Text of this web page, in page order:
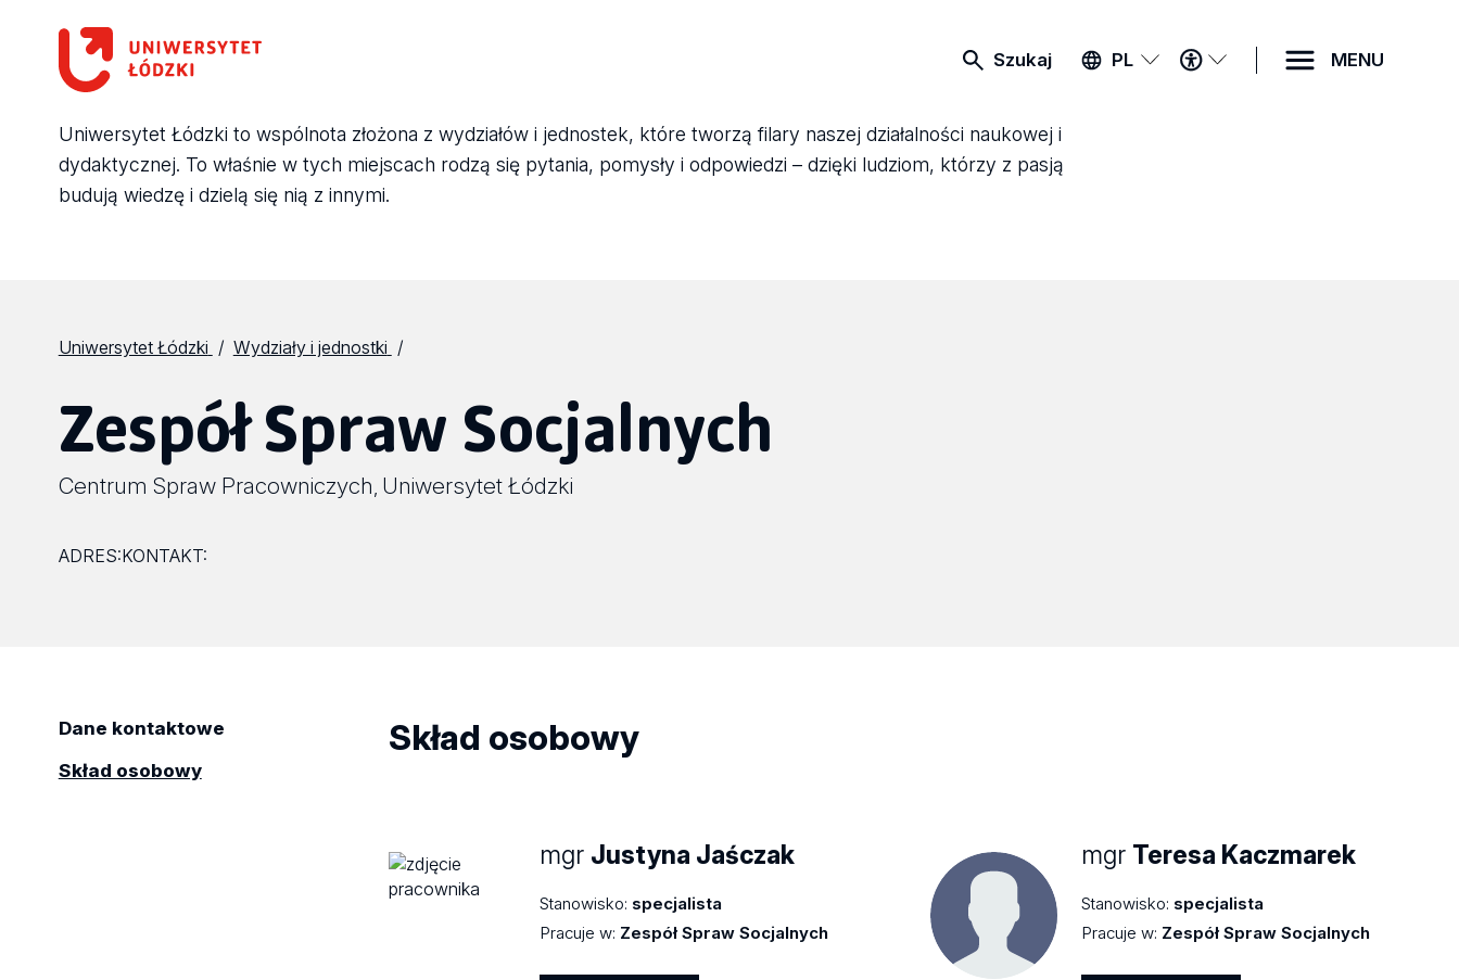
Szukaj PL
MENU
DOSTĘPNOŚCI
MENU
Uniwersytet Łódzki to wspólnota złożona z wydziałów i jednostek, które tworzą filary naszej działalności naukowej i
dydaktycznej. To właśnie w tych miejscach rodzą się pytania, pomysły i odpowiedzi – dzięki ludziom, którzy z pasją
budują wiedzę i dzielą się nią z innymi.
Uniwersytet Łódzki Wydziały i jednostki
Zespół Spraw Socjalnych
Centrum Spraw Pracowniczych Uniwersytet Łódzki
ADRES:KONTAKT:
Dane kontaktowe
Skład osobowy
Skład osobowy
mgr Justyna Jaśczak
Stanowisko: specjalista
Pracuje w: Zespół Spraw Socjalnych
mgr Teresa Kaczmarek
Stanowisko: specjalista
Pracuje w: Zespół Spraw Socjalnych